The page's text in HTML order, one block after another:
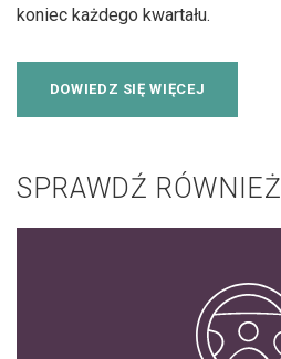
koniec każdego kwartału.
DOWIEDZ SIĘ WIĘCEJ
SPRAWDŹ RÓWNIEŻ